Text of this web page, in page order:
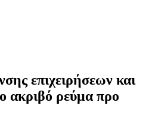
επιχειρήσεων και
ακριβό ρεύμα προ